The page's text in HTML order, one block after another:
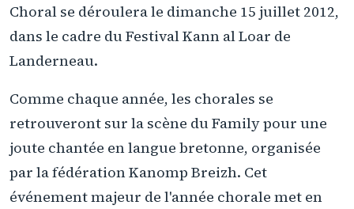
Choral se déroulera le dimanche 15 juillet 2012,
dans le cadre du Festival Kann al Loar de
Landerneau.
Comme chaque année, les chorales se
retrouveront sur la scène du Family pour une
joute chantée en langue bretonne, organisée
par la fédération Kanomp Breizh. Cet
événement majeur de l'année chorale met en